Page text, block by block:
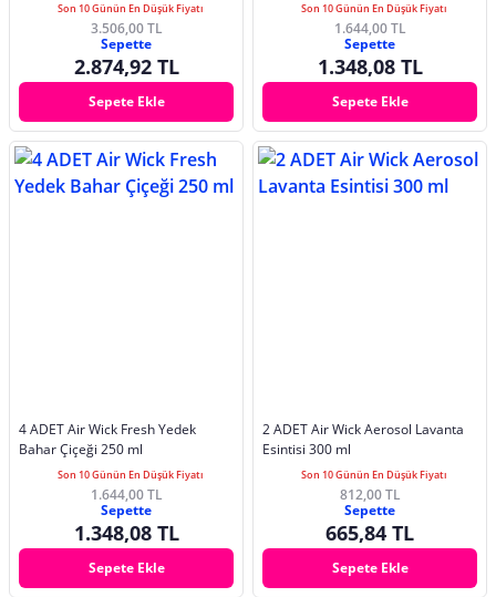
Son 10 Günün En Düşük Fiyatı
3.506,00 TL
Sepette
2.874,92 TL
Sepete Ekle
Son 10 Günün En Düşük Fiyatı
1.644,00 TL
Sepette
1.348,08 TL
Sepete Ekle
4 ADET Air Wick Fresh Yedek
Bahar Çiçeği 250 ml
Son 10 Günün En Düşük Fiyatı
1.644,00 TL
Sepette
1.348,08 TL
Sepete Ekle
2 ADET Air Wick Aerosol Lavanta
Esintisi 300 ml
Son 10 Günün En Düşük Fiyatı
812,00 TL
Sepette
665,84 TL
Sepete Ekle